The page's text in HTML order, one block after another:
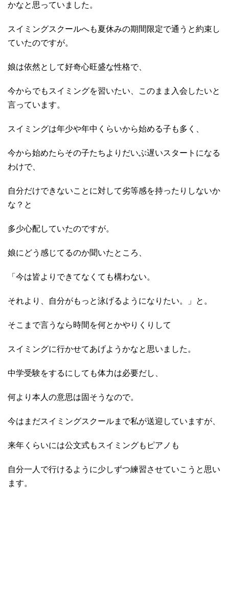
かなと思っていました。
スイミングスクールへも夏休みの期間限定で通うと約束し
ていたのですが。
娘は依然として好奇心旺盛な性格で、
今からでもスイミングを習いたい、このまま入会したいと
言っています。
スイミングは年少や年中くらいから始める子も多く、
今から始めたらその子たちよりだいぶ遅いスタートになる
わけで、
自分だけできないことに対して劣等感を持ったりしないか
な？と
多少心配していたのですが。
娘にどう感じてるのか聞いたところ、
「今は皆よりできてなくても構わない。
それより、自分がもっと泳げるようになりたい。」と。
そこまで言うなら時間を何とかやりくりして
スイミングに行かせてあげようかなと思いました。
中学受験をするにしても体力は必要だし、
何より本人の意思は固そうなので。
今はまだスイミングスクールまで私が送迎していますが、
来年くらいには公文式もスイミングもピアノも
自分一人で行けるように少しずつ練習させていこうと思い
ます。